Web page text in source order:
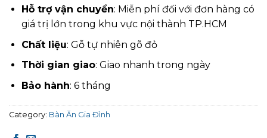
Hỗ trợ vận chuyển: Miễn phí đối với đơn hàng có
giá trị lớn trong khu vực nội thành TP.HCM
Chất liệu: Gỗ tự nhiên gõ đỏ
Thời gian giao: Giao nhanh trong ngày
Bảo hành: 6 tháng
Category: Bàn Ăn Gia Đình